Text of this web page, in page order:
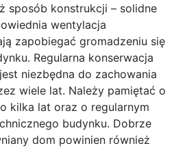
sposób konstrukcji – solidne
wentylacja
zapobiegać gromadzeniu się
Regularna konserwacja
niezbędna do zachowania
wiele lat. Należy pamiętać o
kilka lat oraz o regularnym
budynku. Dobrze
dom powinien również